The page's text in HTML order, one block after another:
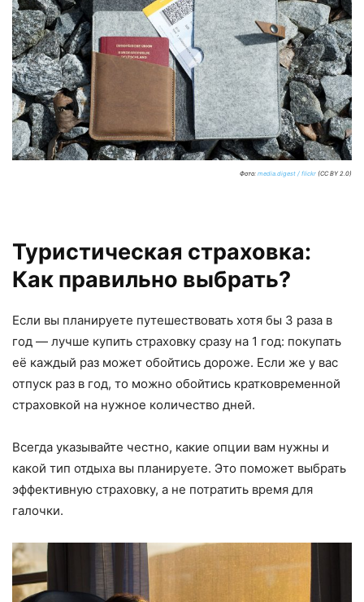
Фото: media.digest / flickr (CC BY 2.0)
Туристическая страховка:
Как правильно выбрать?
Если вы планируете путешествовать хотя бы 3 раза в
год — лучше купить страховку сразу на 1 год: покупать
её каждый раз может обойтись дороже. Если же у вас
отпуск раз в год, то можно обойтись кратковременной
страховкой на нужное количество дней.
Всегда указывайте честно, какие опции вам нужны и
какой тип отдыха вы планируете. Это поможет выбрать
эффективную страховку, а не потратить время для
галочки.